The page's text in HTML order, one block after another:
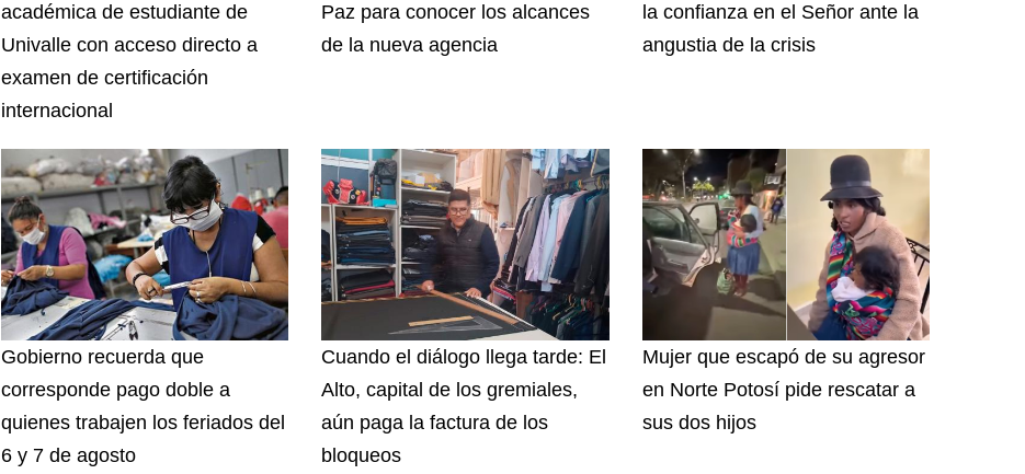
académica de estudiante de
Univalle con acceso directo a
examen de certificación
internacional
Paz para conocer los alcances
de la nueva agencia
la confianza en el Señor ante la
angustia de la crisis
Gobierno recuerda que
corresponde pago doble a
quienes trabajen los feriados del
6 y 7 de agosto
Cuando el diálogo llega tarde: El
Alto, capital de los gremiales,
aún paga la factura de los
bloqueos
Mujer que escapó de su agresor
en Norte Potosí pide rescatar a
sus dos hijos